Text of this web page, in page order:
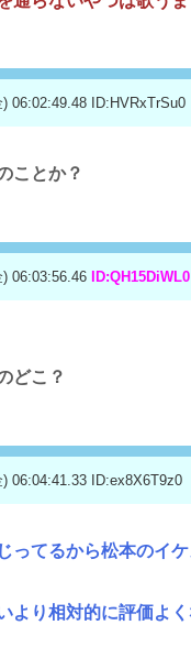
06:02:49.48 ID:HVRxTrSu0
ことか？
06:03:56.46 ID:QH15DiWL0
どこ？
06:04:41.33 ID:ex8X6T9z0
ってるから松本のイ
より相対的に評価よ